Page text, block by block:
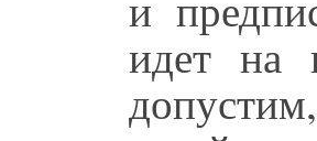
идет на